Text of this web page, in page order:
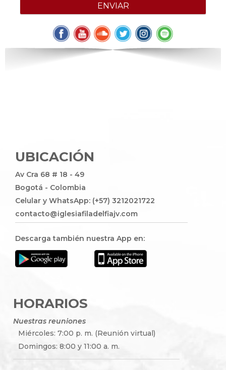
UBICACIÓN
Av Cra 68 # 18 - 49
Bogotá - Colombia
Celular y WhatsApp: (+57) 3212021722
contacto@iglesiafiladelfiajv.com
Descarga también nuestra App en:
HORARIOS
Nuestras reuniones
Miércoles: 7:00 p. m. (Reunión virtual)
Domingos: 8:00 y 11:00 a. m.